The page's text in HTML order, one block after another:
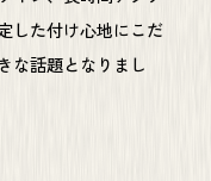
した付け心地にこだ
な話題となりまし